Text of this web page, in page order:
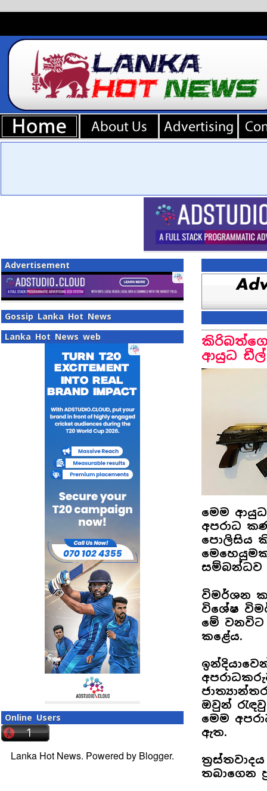
Advertisement
Gossip Lanka Hot News
Lanka Hot News web
Online Users
Lanka Hot News. Powered by Blogger.
ආයුධ ඩීල්
මෙම
අපරාධ
පොලිසිය
සම්බන්ධව
විමර්ශන
විශේෂ
මේ
කළේය.
ඔවුන්
මෙම
ඇත.
තබාගෙන